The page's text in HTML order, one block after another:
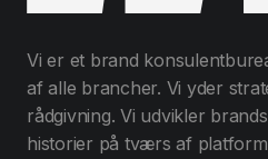
Vi er et brand
af alle brancher. Vi yder
rådgivning. Vi udvikler
historier på tværs af